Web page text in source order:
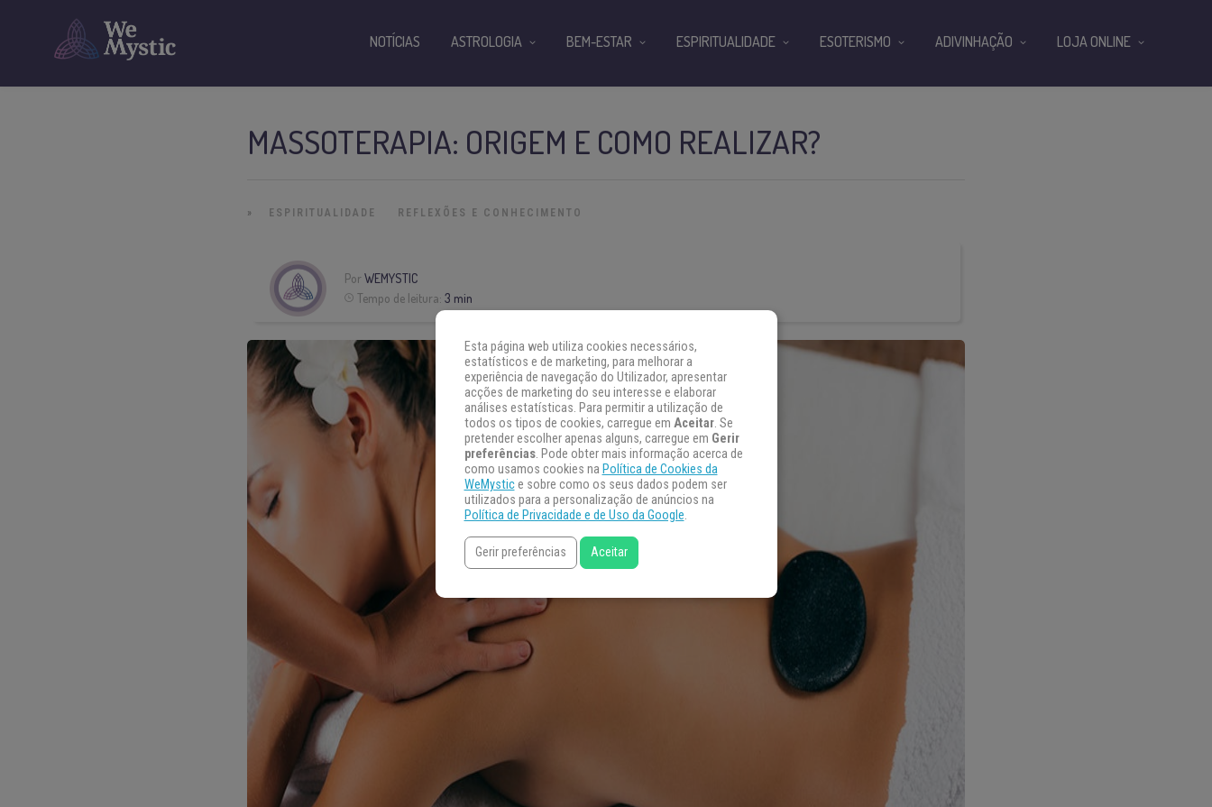
MASSOTERAPIA: ORIGEM E COMO REALIZAR?
» ESPIRITUALIDADE REFLEXÕES E CONHECIMENTO
PorWEMYSTIC
Tempo de leitura:3 min
NOTÍCIAS ASTROLOGIA BEM-ESTAR ESPIRITUALIDADE ESOTERISMO ADIVINHAÇÃO LOJA ONLINE
Esta página web utiliza cookies necessários,
estatísticos e de marketing, para melhorar a
experiência de navegação do Utilizador, apresentar
acções de marketing do seu interesse e elaborar
análises estatísticas. Para permitir a utilização de
todos os tipos de cookies, carregue em Aceitar. Se
pretender escolher apenas alguns, carregue em Gerir
preferências. Pode obter mais informação acerca de
como usamos cookies na Política de Cookies da
WeMystice sobre como os seus dados podem ser
utilizados para a personalização de anúncios na
Política de Privacidade e de Uso da Google.
Gerir preferências Aceitar